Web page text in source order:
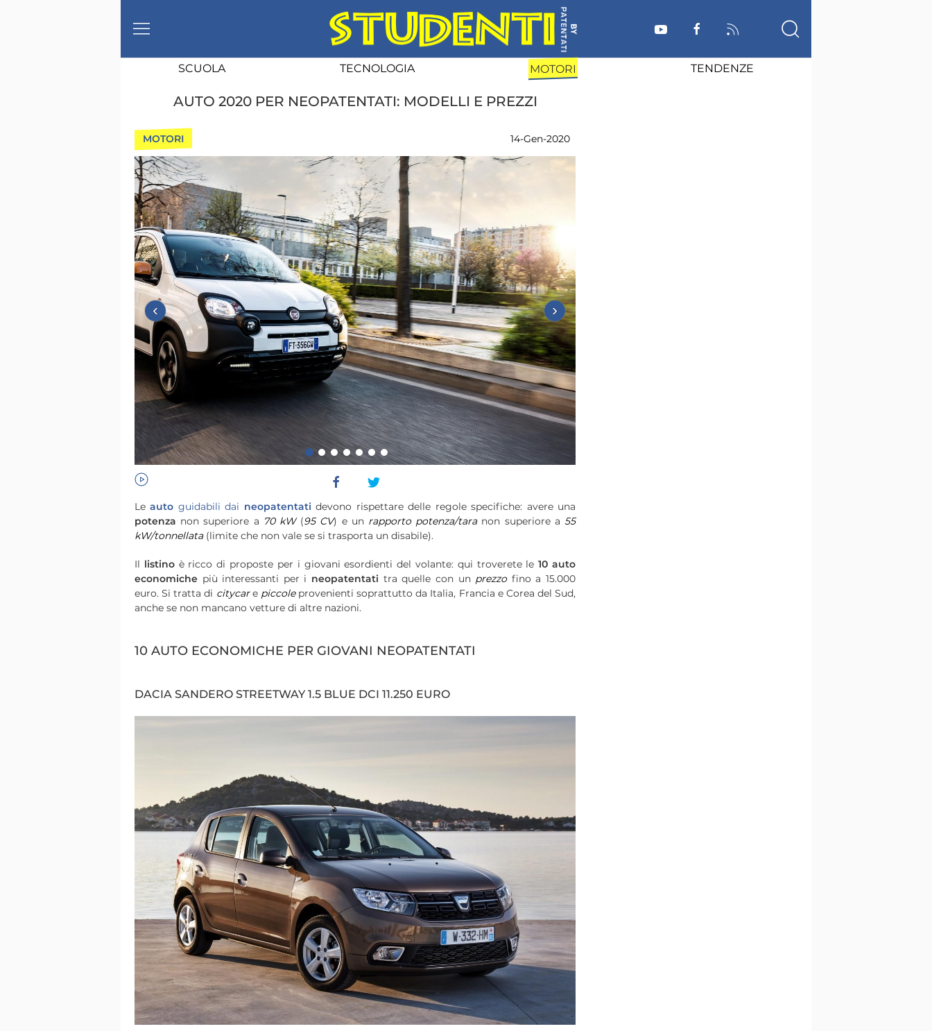
SCUOLA TECNOLOGIA MOTORI TENDENZE
AUTO 2020 PER NEOPATENTATI: MODELLI E PREZZI
MOTORI 14-Gen-2020
‹ ›
Leauto guidabili dai neopatentati devono rispettare delle regole specifiche: avere una
potenza non superiore a 70 kW(95 CV) e un rapporto potenza/taranon superiore a55
kW/tonnellata(limite che non vale se si trasporta un disabile).
Il listino è ricco di proposte per i giovani esordienti del volante: qui troverete le10 auto
economiche più interessanti per i neopatentati tra quelle con un prezzo fino a 15.000
euro. Si tratta di citycare piccole provenienti soprattutto da Italia, Francia e Corea del Sud,
anche se non mancano vetture di altre nazioni.
10 AUTO ECONOMICHE PER GIOVANI NEOPATENTATI
DACIA SANDERO STREETWAY 1.5 BLUE DCI 11.250 EURO